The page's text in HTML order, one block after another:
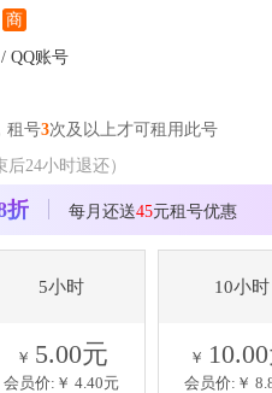
商
QQ账号
租号3次及以上才可租用此号
后24小时退还）
折 每月还送45元租号优惠
5小时
￥ 5.00元
会员价:￥ 4.40元
10小时
￥
会员价:￥